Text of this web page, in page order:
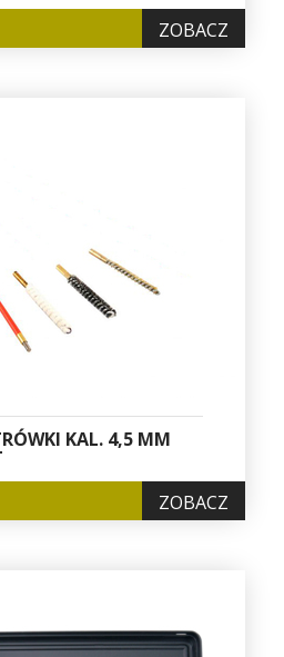
ZOBACZ
KAL. 4,5 MM
ZOBACZ